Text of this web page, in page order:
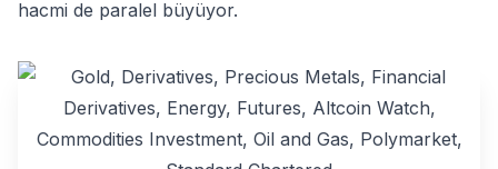
hacmi de paralel büyüyor.